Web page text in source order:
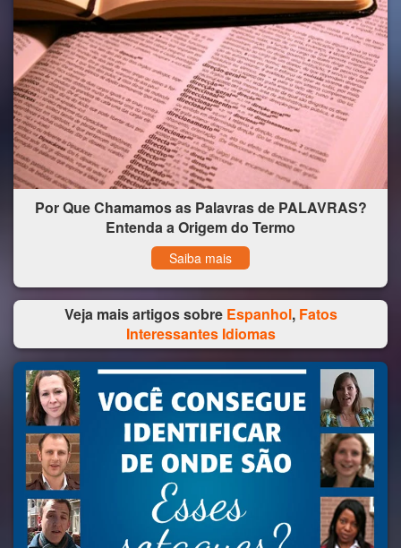
Por Que Chamamos as Palavras de PALAVRAS?
Entenda a Origem do Termo
Saiba mais
Veja mais artigos sobre Espanhol, Fatos
Interessantes Idiomas